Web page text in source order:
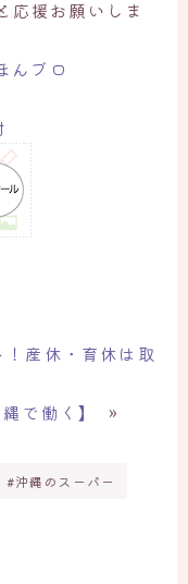
応援お願いしま
産休・育休は取
で働く】 »
#沖縄のスーパー